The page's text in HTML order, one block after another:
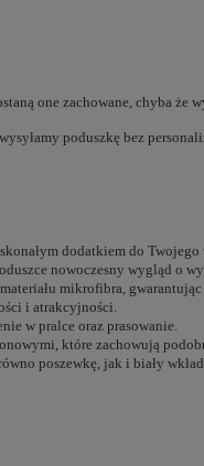
one zachowane, chyba
poduszkę bez
dodatkiem do Twojego
nowoczesny wygląd o
mikrofibra,
i atrakcyjności.
w pralce oraz prasowanie.
które zachowują
poszewkę, jak i biały